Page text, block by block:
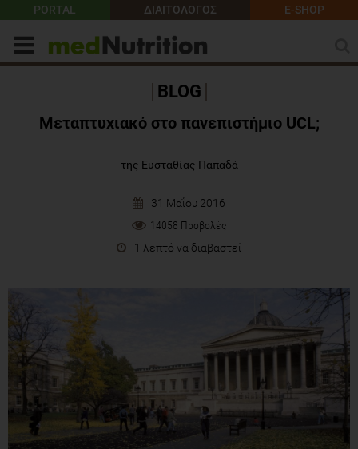
PORTAL ΔΙΑΙΤΟΛΟΓΟΣ E-SHOP
BLOG
Μεταπτυχιακό στο πανεπιστήμιο UCL;
της Ευσταθίας Παπαδά
31 Μαΐου 2016
14058 Προβολές
1 λεπτό να διαβαστεί